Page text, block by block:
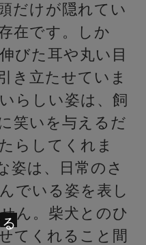
だけが隠れてい
在です。しか
びた耳や丸い目
き立たせていま
らしい姿は、飼
笑いを与えるだ
らしてくれま
姿は、日常のさ
でいる姿を表し
ん。柴犬とのひ
てくれること間